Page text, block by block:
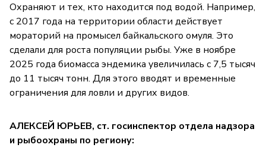
Охраняют и тех, кто находится под водой. Например,
с 2017 года на территории области действует
мораторий на промысел байкальского омуля. Это
сделали для роста популяции рыбы. Уже в ноябре
2025 года биомасса эндемика увеличилась с 7,5 тысяч
до 11 тысяч тонн. Для этого вводят и временные
ограничения для ловли и других видов.
АЛЕКСЕЙ ЮРЬЕВ, ст. госинспектор отдела надзора
и рыбоохраны по региону: